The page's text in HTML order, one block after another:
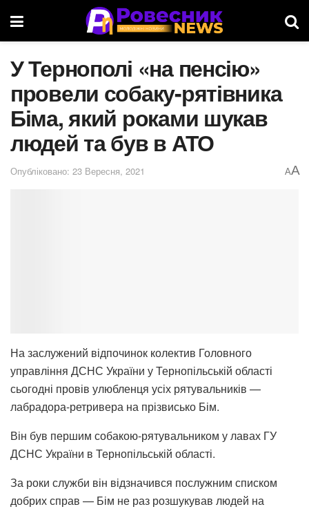
У Тернополі «на пенсію»
провели собаку-рятівника
Біма, який роками шукав
людей та був в АТО
Опубліковано: 23 Вересня, 2021 AA
На заслужений відпочинок колектив Головного
управління ДСНС України у Тернопільській області
сьогодні провів улюбленця усіх рятувальників —
лабрадора-ретривера на прізвисько Бім.
Він був першим собакою-рятувальником у лавах ГУ
ДСНС України в Тернопільській області.
За роки служби він відзначився послужним списком
добрих справ — Бім не раз розшукував людей на